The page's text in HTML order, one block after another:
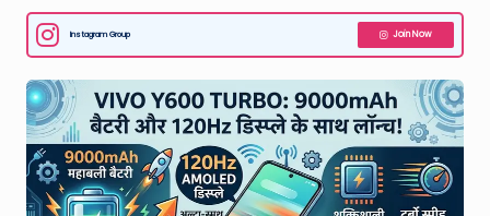
t
e
st
W
e
a
Instagram Group Join Now